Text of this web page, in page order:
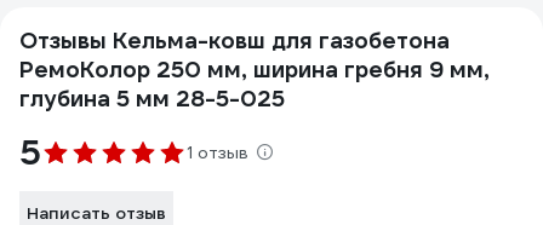
Отзывы Кельма-ковш для газобетона
РемоКолор 250 мм, ширина гребня 9 мм,
глубина 5 мм 28-5-025
5 1 отзыв
Написать отзыв